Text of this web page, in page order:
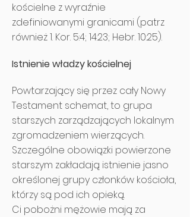
kościelne z wyraźnie
zdefiniowanymi granicami (patrz
również 1. Kor. 5:4; 14:23; Hebr. 10:25).
Istnienie władzy kościelnej
Powtarzający się przez cały Nowy
Testament schemat, to grupa
starszych zarządzających lokalnym
zgromadzeniem wierzących.
Szczególne obowiązki powierzone
starszym zakładają istnienie jasno
określonej grupy członków kościoła,
którzy są pod ich opieką.
Ci pobożni mężowie mają za